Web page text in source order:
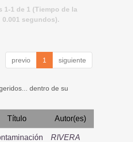
1-1 de 1 (Tiempo de la
segundos).
previo 1 siguiente
dentro de su
Título Autor(es)
RIVERA